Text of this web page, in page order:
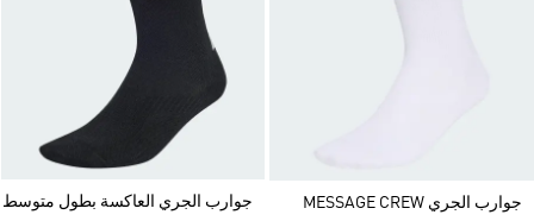
جوارب الجري MESSAGE CREW
جوارب الجري العاكسة بطول متوسط